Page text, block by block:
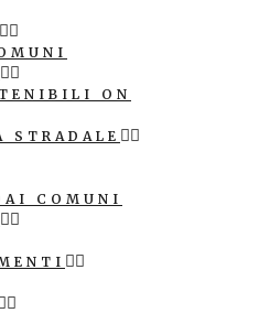
ON
STRADALE
COMUNI